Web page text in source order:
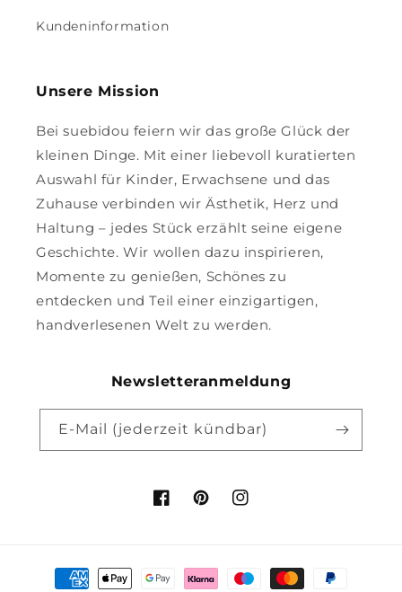
Kundeninformation
Unsere Mission
Bei suebidou feiern wir das große Glück der
kleinen Dinge. Mit einer liebevoll kuratierten
Auswahl für Kinder, Erwachsene und das
Zuhause verbinden wir Ästhetik, Herz und
Haltung – jedes Stück erzählt seine eigene
Geschichte. Wir wollen dazu inspirieren,
Momente zu genießen, Schönes zu
entdecken und Teil einer einzigartigen,
handverlesenen Welt zu werden.
Newsletteranmeldung
E-Mail (jederzeit kündbar)
FacebookPinterestInstagram
Zahlungsmethoden